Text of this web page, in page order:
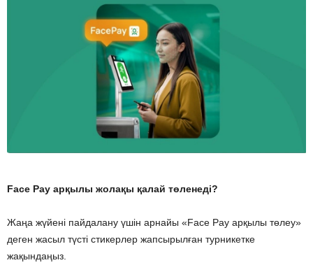
Face Pay арқылы жолақы қалай төленеді?
Жаңа жүйені пайдалану үшін арнайы «Face Pay арқылы төлеу»
деген жасыл түсті стикерлер жапсырылған турникетке
жақындаңыз.